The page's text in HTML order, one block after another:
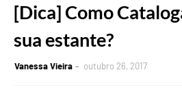
[Dica] Como
sua estante?
Vanessa Vieira outubro 26, 2017